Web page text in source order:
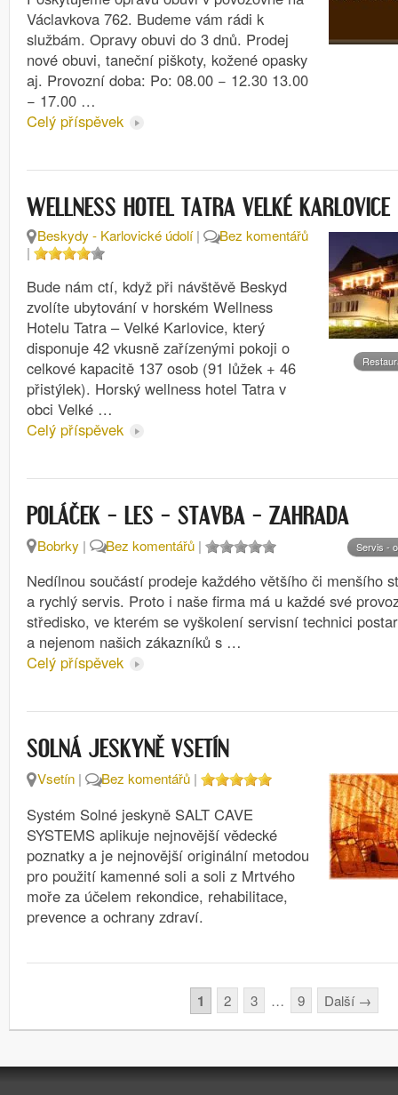
Václavkova 762. Budeme vám rádi k
službám. Opravy obuvi do 3 dnů. Prodej
nové obuvi, taneční piškoty, kožené opasky
aj. Provozní doba: Po: 08.00 − 12.30 13.00
− 17.00 …
Celý příspěvek
WELLNESS HOTEL TATRA VELKÉ KARLOVICE
Beskydy - Karlovické údolí|
Bez komentářů
|
Bude nám ctí, když při návštěvě Beskyd
zvolíte ubytování v horském Wellness
Hotelu Tatra – Velké Karlovice, který
disponuje 42 vkusně zařízenými pokoji o
celkové kapacitě 137 osob (91 lůžek + 46
přistýlek). Horský wellness hotel Tatra v
obci Velké …
Celý příspěvek
POLÁČEK – LES – STAVBA – ZAHRADA
Servis -
Bobrky | Bez komentářů |
Nedílnou součástí prodeje každého většího či menšího
a rychlý servis. Proto i naše firma má u každé své
středisko, ve kterém se vyškolení servisní technici
a nejenom našich zákazníků s …
Celý příspěvek
SOLNÁ JESKYNĚ VSETÍN
Vsetín | Bez komentářů |
Systém Solné jeskyně SALT CAVE
SYSTEMS aplikuje nejnovější vědecké
poznatky a je nejnovější originální metodou
pro použití kamenné soli a soli z Mrtvého
moře za účelem rekondice, rehabilitace,
prevence a ochrany zdraví.
1 2 3 … 9 Další →